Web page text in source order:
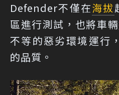
Defender不僅在海拔
區進行測試，也將車
不等的惡劣環境運行
的品質。